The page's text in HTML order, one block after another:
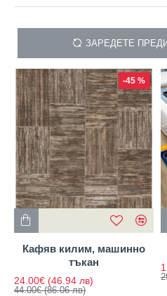
ЗАРЕДЕТЕ
-45 %
Кафяв килим, машинно
тъкан
24.00€ (46.94 лв)
44.00€(86.06 лв)